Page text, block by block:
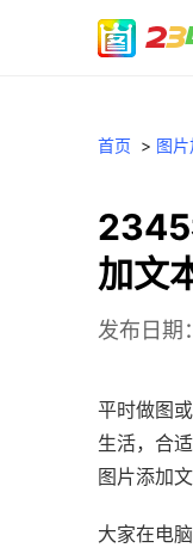
首页 > 图
2345
加文
发布日期
平时做图
生活，合
图片添加
大家在电